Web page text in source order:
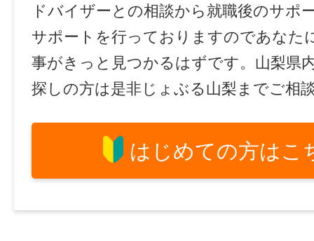
ドバイザーとの相談から就職後のサポ
サポートを行っておりますのであなた
事がきっと見つかるはずです。山梨県
探しの方は是非じょぶる山梨までご相
はじめての方はこ